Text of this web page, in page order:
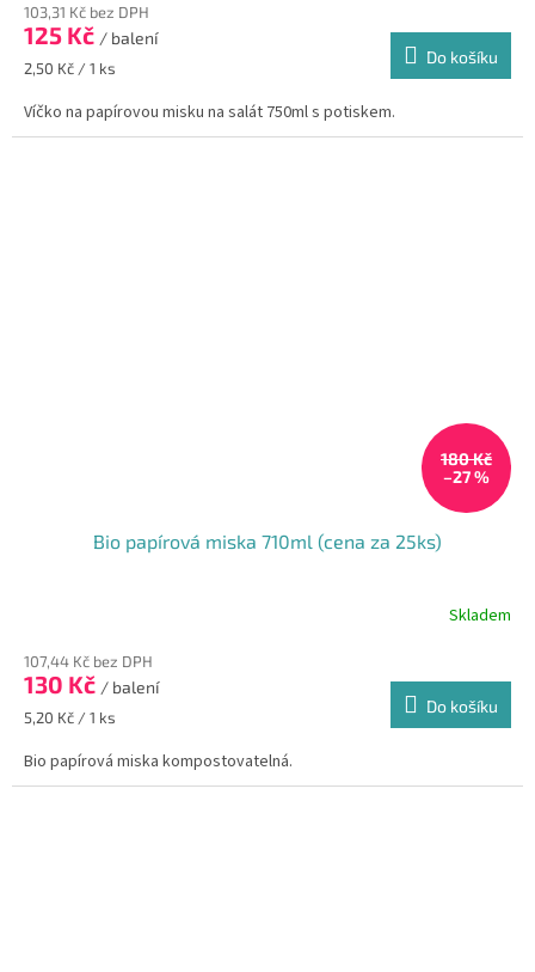
103,31 Kč bez DPH
125 Kč / balení
Měrná
2,50 Kč / 1 ks
Do košíku
Víčko na papírovou misku na salát 750ml s potiskem.
180 Kč
–27 %
Bio papírová miska 710ml (cena za 25ks)
Skladem
107,44 Kč bez DPH
130 Kč / balení
Měrná
5,20 Kč / 1 ks
Do košíku
Bio papírová miska kompostovatelná.